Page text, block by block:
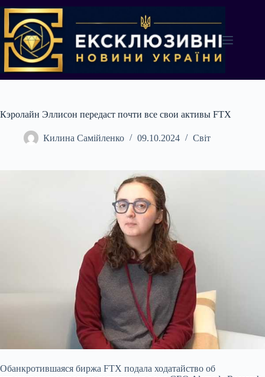
до
вмісту
Кэролайн Эллисон передаст почти все свои активы FTX
Килина Самійленко 09.10.2024 Світ
Обанкротившаяся биржа FTX подала ходатайство об